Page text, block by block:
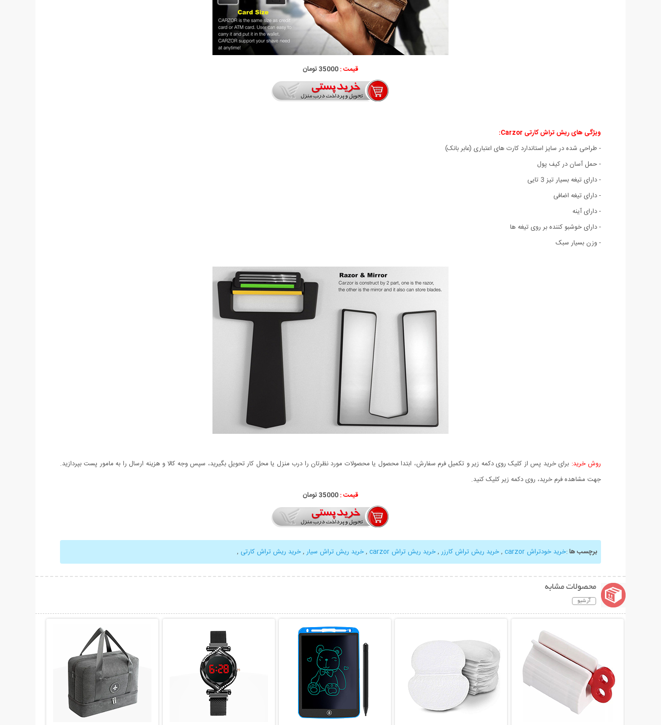
قیمت :35000 تومان
ویژگی های ریش تراش کارتی Carzor:
- طراحی شده در سایز استاندارد کارت های اعتباری (عابر بانک)
- حمل آسان در کیف پول
- دارای تیغه بسیار تیز 3 تایی
- دارای تیغه اضافی
- دارای آینه
- دارای خوشبو کننده بر روی تیغه ها
- وزن بسیار سبک
روش خرید: برای خرید پس از کلیک روی دکمه زیر و تکمیل فرم سفارش، ابتدا محصول یا محصولات مورد نظرتان را درب منزل یا محل کار تحویل بگیرید، سپس وجه کالا و هزینه ارسال را به مامور پست بپردازید.
جهت مشاهده فرم خرید، روی دکمه زیر کلیک کنید.
قیمت :35000 تومان
برچسب ها:خرید خودتراش carzor ,خرید ریش تراش کارزر ,خرید ریش تراش carzor ,خرید ریش تراش سیار ,خرید ریش تراش کارتی ,
محصولات مشابه
آرشیو